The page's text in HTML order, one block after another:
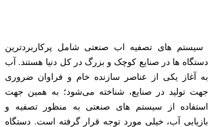
سیستم های تصفیه اب صنعتی شامل پرکاربردترین
دستگاه ها در صنایع کوچک و بزرگ در کل دنیا هستند. آب
به آغاز یکی از عناصر سازنده خام و فراوان ضروری
جهت تولید در صنایع، شناخته می‌شود؛ به همین جهت
استفاده از سیستم های صنعتی به منظور تصفیه و
بازیابی آب، خیلی مورد توجه قرار گرفته است. دستگاه